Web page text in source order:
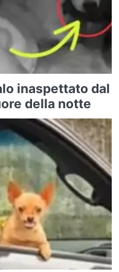
inaspettato dal
della notte